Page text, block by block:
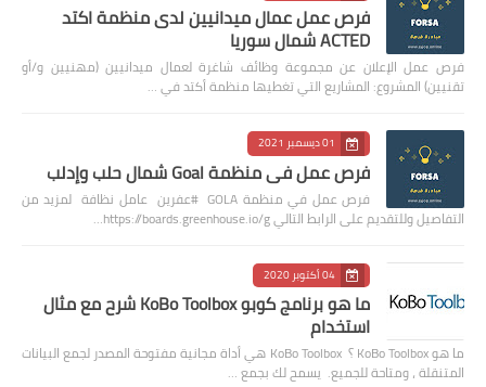
فرص عمل عمال ميدانيين لدى منظمة اكتد
ACTED شمال سوريا
فرص عمل الإعلان عن مجموعة وظائف شاغرة لعمال ميدانيين (مهنيين و/أو
تقنيين) المشروع: المشاريع التي تغطيها منظمة أكتد في …
01 ديسمبر 2021
فرص عمل في منظمة Goal شمال حلب وإدلب
فرص عمل في منظمة GOLA #عفرين عامل نظافة لمزيد من
التفاصيل وللتقديم على الرابط التالي https://boards.greenhouse.io/g…
04 أكتوبر 2020
ما هو برنامج كوبو KoBo Toolbox شرح مع مثال
استخدام
ما هو KoBo Toolbox ؟ KoBo Toolbox هي أداة مجانية مفتوحة المصدر لجمع البيانات
المتنقلة ، ومتاحة للجميع. يسمح لك بجمع …